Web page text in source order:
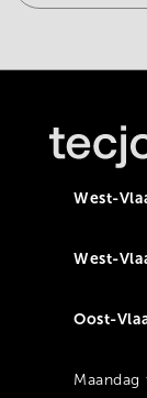
West-
West-
Oost-